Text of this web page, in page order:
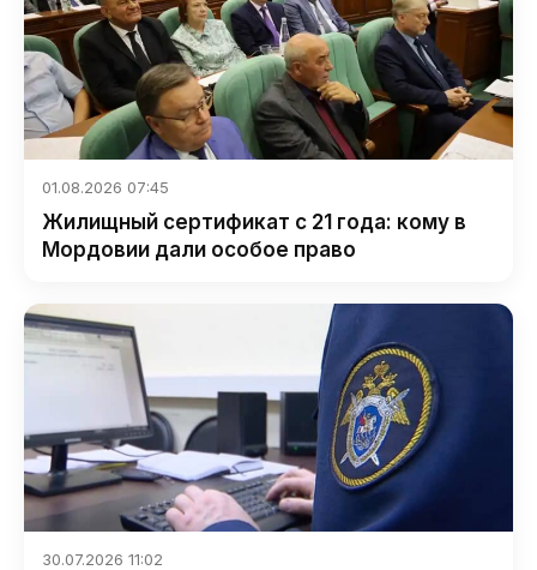
01.08.2026 07:45
Жилищный сертификат с 21 года: кому в
Мордовии дали особое право
30.07.2026 11:02